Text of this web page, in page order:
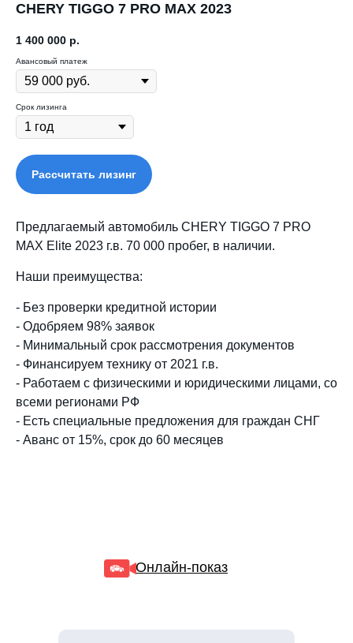
CHERY TIGGO 7 PRO MAX 2023
1 400 000 р.
Авансовый платеж
Срок лизинга
Рассчитать лизинг
Предлагаемый автомобиль CHERY TIGGO 7 PRO
MAX Elite 2023 г.в. 70 000 пробег, в наличии.
Наши преимущества:
- Без проверки кредитной истории
- Одобряем 98% заявок
- Минимальный срок рассмотрения документов
- Финансируем технику от 2021 г.в.
- Работаем с физическими и юридическими лицами, со
всеми регионами РФ
- Есть специальные предложения для граждан СНГ
- Аванс от 15%, срок до 60 месяцев
Онлайн-показ